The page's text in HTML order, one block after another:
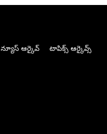
న్యూస్ ఆర్కైవ్ టాపిక్స్ ఆర్కైవ్స్